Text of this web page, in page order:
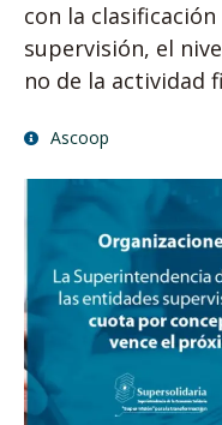
con la
supervisión, el
no de la actividad
Ascoop